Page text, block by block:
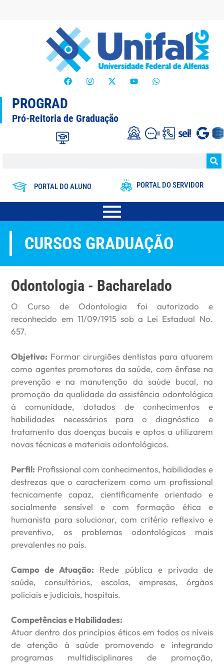
PROGRAD
Pró-Reitoria de Graduação
PORTAL DO ALUNO PORTAL DO SERVIDOR
CURSOS GRADUAÇÃO
Odontologia - Bacharelado
O Curso de Odontologia foi autorizado e
reconhecido em 11/09/1915 sob a Lei Estadual No.
657.
Objetivo: Formar cirurgiões dentistas para atuarem
como agentes promotores da saúde, com ênfase na
prevenção e na manutenção da saúde bucal, na
promoção da qualidade da assistência odontológica
à comunidade, dotados de conhecimentos e
habilidades necessários para o diagnóstico e
tratamento das doenças bucais e aptos a utilizarem
novas técnicas e materiais odontológicos.
Perfil: Profissional com conhecimentos, habilidades e
destrezas que o caracterizem como um profissional
tecnicamente capaz, cientificamente orientado e
socialmente sensível e com formação ética e
humanista para solucionar, com critério reflexivo e
preventivo, os problemas odontológicos mais
prevalentes no país.
Campo de Atuação: Rede pública e privada de
saúde, consultórios, escolas, empresas, órgãos
policiais e judiciais, hospitais.
Competências e Habilidades:
Atuar dentro dos princípios éticos em todos os níveis
de atenção à saúde promovendo e integrando
programas multidisciplinares de promoção,